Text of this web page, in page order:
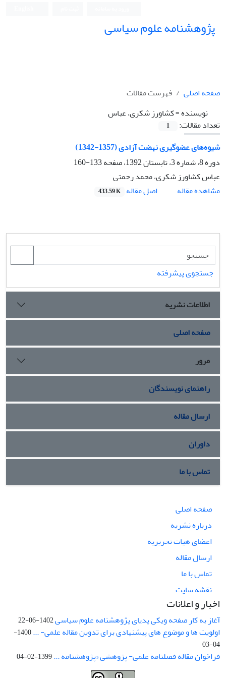
پژوهشنامه علوم سیاسی
صفحه اصلی
فهرست مقالات
نویسنده =کشاورز شکری، عباس
تعداد مقالات:
1
شیوه‌های عضوگیری نهضت آزادی (1357-1342)
دوره 8، شماره 3، تابستان 1392، صفحه
133-160
عباس کشاورز شکری، محمد رحمتی
مشاهده مقاله
اصل مقاله 433.59 K
جستجوی پیشرفته
اطلاعات نشریه
صفحه اصلی
مرور
راهنمای نویسندگان
ارسال مقاله
داوران
تماس با ما
صفحه اصلی
درباره نشریه
اعضای هیات تحریریه
ارسال مقاله
تماس با ما
نقشه سایت
اخبار و اعلانات
آغاز به کار صفحه ویکی پدیای پژوهشنامه علوم سیاسی1402-06-22
اولویت ها و موضوع های پیشنهادی برای تدوین مقاله علمی- ...
1400-
04-03
فراخوان مقاله فصلنامه علمی- پژوهشی «پژوهشنامه ...1399-02-04